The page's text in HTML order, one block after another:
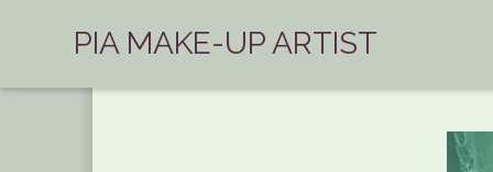
PIA MAKE-UP ARTIST